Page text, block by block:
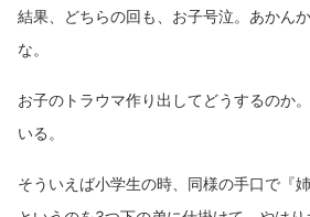
結果、どちらの回も、お子号泣。あかん
な。
お子のトラウマ作り出してどうするのか
いる。
そういえば小学生の時、同様の手口で『